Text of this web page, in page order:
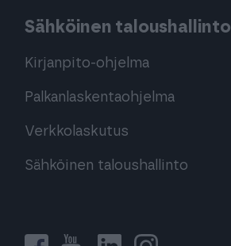
Sähköinen taloushallinto
Kirjanpito-ohjelma
Palkanlaskentaohjelma
Verkkolaskutus
Sähköinen taloushallinto